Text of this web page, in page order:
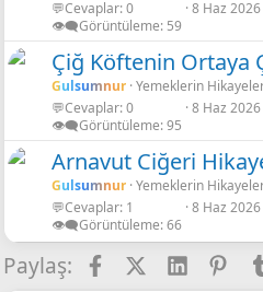
💬Cevaplar 0
👁️‍🗨️Görüntüleme 59
8 Haz 2026
Çiğ Köftenin Ortaya
Gulsumnur Yemeklerin
💬Cevaplar 0
👁️‍🗨️Görüntüleme 95
8 Haz 2026
Arnavut Ciğeri
Gulsumnur Yemeklerin
💬Cevaplar 1
👁️‍🗨️Görüntüleme 66
8 Haz 2026
Paylaş: Facebook